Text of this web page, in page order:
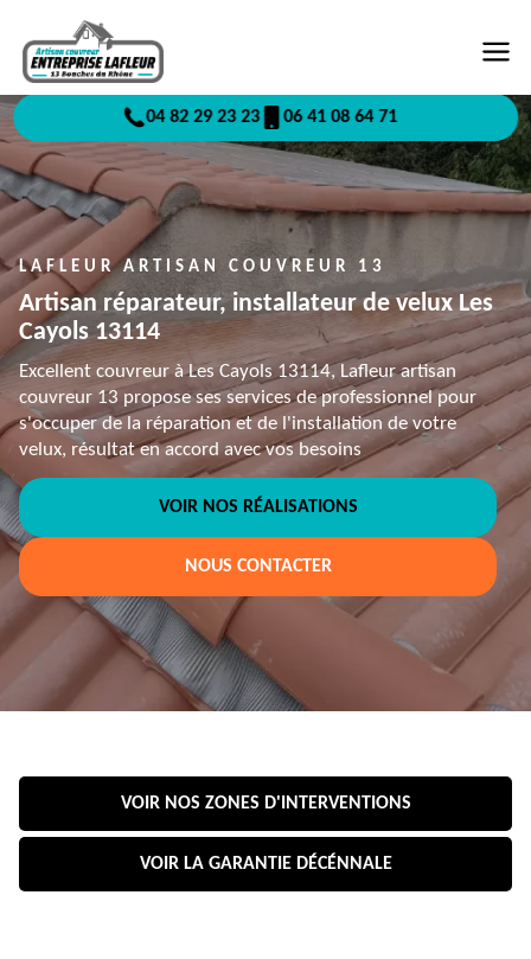
04 82 29 23 23 06 41 08 64 71
LAFLEUR ARTISAN COUVREUR 13
Artisan réparateur, installateur de velux Les
Cayols 13114
Excellent couvreur à Les Cayols 13114, Lafleur artisan
couvreur 13 propose ses services de professionnel pour
s'occuper de la réparation et de l'installation de votre
velux, résultat en accord avec vos besoins
VOIR NOS RÉALISATIONS
NOUS CONTACTER
VOIR NOS ZONES D'INTERVENTIONS
VOIR LA GARANTIE DÉCÉNNALE